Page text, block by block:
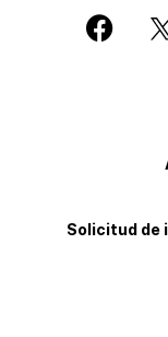
Solicitud de